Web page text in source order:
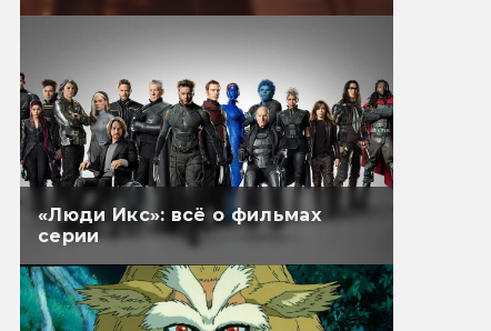
«Люди Икс»: всё о фильмах
серии